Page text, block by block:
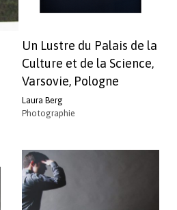
Un Lustre du Palais de la
Culture et de la Science,
Varsovie, Pologne
Laura Berg
Photographie